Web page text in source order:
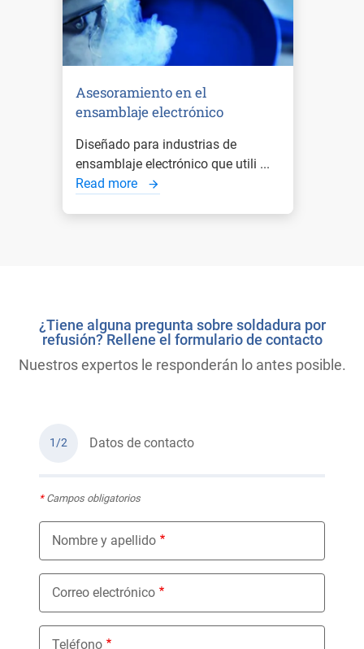
Asesoramiento en el
ensamblaje electrónico
Diseñado para industrias de
ensamblaje electrónico que utili ...
Read more
¿Tiene alguna pregunta sobre soldadura por
refusión? Rellene el formulario de contacto
Nuestros expertos le responderán lo antes posible.
1/2 Datos de contacto
*Campos obligatorios
Nombre y apellido
Correo electrónico
Teléfono